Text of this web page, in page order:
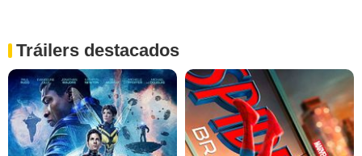
Tráilers destacados